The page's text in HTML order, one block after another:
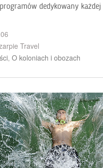
dedykowany każdej
Travel
, O koloniach i obozach